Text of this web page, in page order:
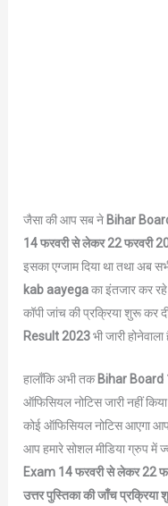
जैसा की आप सब ने Bihar
14फरवरीसे लेकर 22 फरवरी
इसका एग्जाम दिया था तथा अब
kab aayegaका इंतजार कर रहे
कॉपी जांच की प्रक्रिया शुरू कर
Result 2023भी जारी होनेवाला
हालाँकि अभी तक Bihar
ऑफिसियल नोटिस जारी नहीं
कोई ऑफिसियल नोटिस आएगा
आप हमारे सोशल मीडिया ग्रुप में
Exam 14फरवरीसे लेकर 22
उत्तर पुस्तिका की जाँच प्रक्रिया